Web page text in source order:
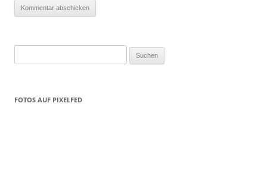
nach:
FOTOS AUF PIXELFED